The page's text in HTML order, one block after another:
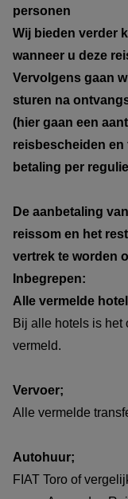
personen
Wij bieden verder
wanneer u deze
Vervolgens gaan
sturen na
(hier gaan een
reisbescheiden
betaling per
De aanbetaling
reissom en het
vertrek te worden
Inbegrepen:
Alle vermelde
Bij alle hotels is het
vermeld.
Vervoer;
Alle vermelde
Autohuur;
FIAT Toro of